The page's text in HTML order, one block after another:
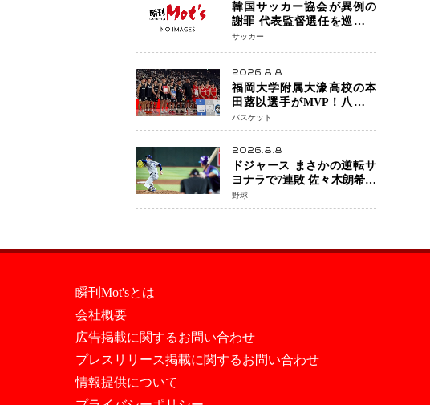
韓国サッカー協会が異例の
謝罪 代表監督選任を巡る疑
惑など相次ぐ問題「組織の
刷新」誓う
サッカー
2026.8.8
福岡大学附属大濠高校の本
田蕗以選手がMVP！八村塁
主宰「BLACK SAMURAI
SUMMIT 2026」で存在感
NBAへの夢へ大きな一歩
「自信になった」
バスケット
2026.8.8
ドジャース まさかの逆転サ
ヨナラで7連敗 佐々木朗希投
手が6回2失点の力投も勝利
届かず、大谷翔平は好機で
野球
瞬刊Mot'sとは
会社概要
広告掲載に関するお問い合わせ
プレスリリース掲載に関するお問い合わせ
情報提供について